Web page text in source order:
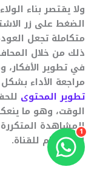
ولا يقتصر بناء
الضغط على زر
متكاملة تجعل
ذلك من خلال
في تطوير الأفكار،
مراجعة الأداء
تطوير المحتوى
الوقت، وهو ما
المشاهدة
المستدام للقناة.
1